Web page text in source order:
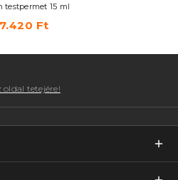
testpermet 15 ml
7.420 Ft
oldal tetejére!